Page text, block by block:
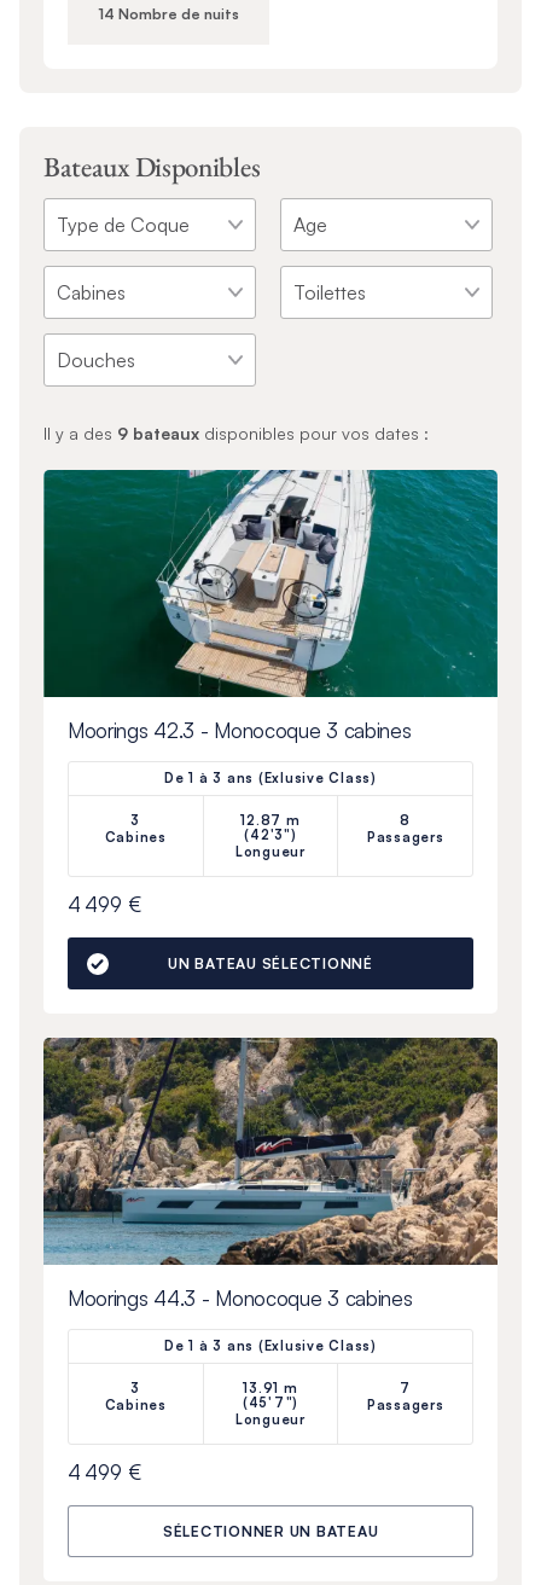
14 Nombre de nuits
Bateaux Disponibles
Il y a des 9bateauxdisponibles pour vos dates :
Moorings 42.3 - Monocoque 3 cabines
De 1 à 3 ans (Exlusive Class)
3
Cabines
12.87 m
(42'3")
Longueur
8
Passagers
4 499 €
UN BATEAU SÉLECTIONNÉ
Moorings 44.3 - Monocoque 3 cabines
De 1 à 3 ans (Exlusive Class)
3
Cabines
13.91 m
(45'7")
Longueur
7
Passagers
4 499 €
SÉLECTIONNER UN BATEAU